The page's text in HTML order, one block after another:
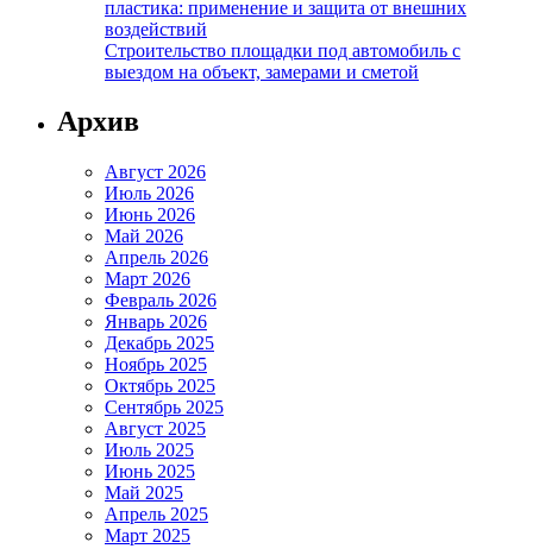
пластика: применение и защита от внешних
воздействий
Строительство площадки под автомобиль с
выездом на объект, замерами и сметой
Архив
Август 2026
Июль 2026
Июнь 2026
Май 2026
Апрель 2026
Март 2026
Февраль 2026
Январь 2026
Декабрь 2025
Ноябрь 2025
Октябрь 2025
Сентябрь 2025
Август 2025
Июль 2025
Июнь 2025
Май 2025
Апрель 2025
Март 2025